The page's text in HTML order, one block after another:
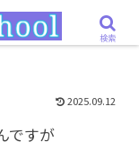
て ~音の距離感~
2025.09.12
ですが
検索